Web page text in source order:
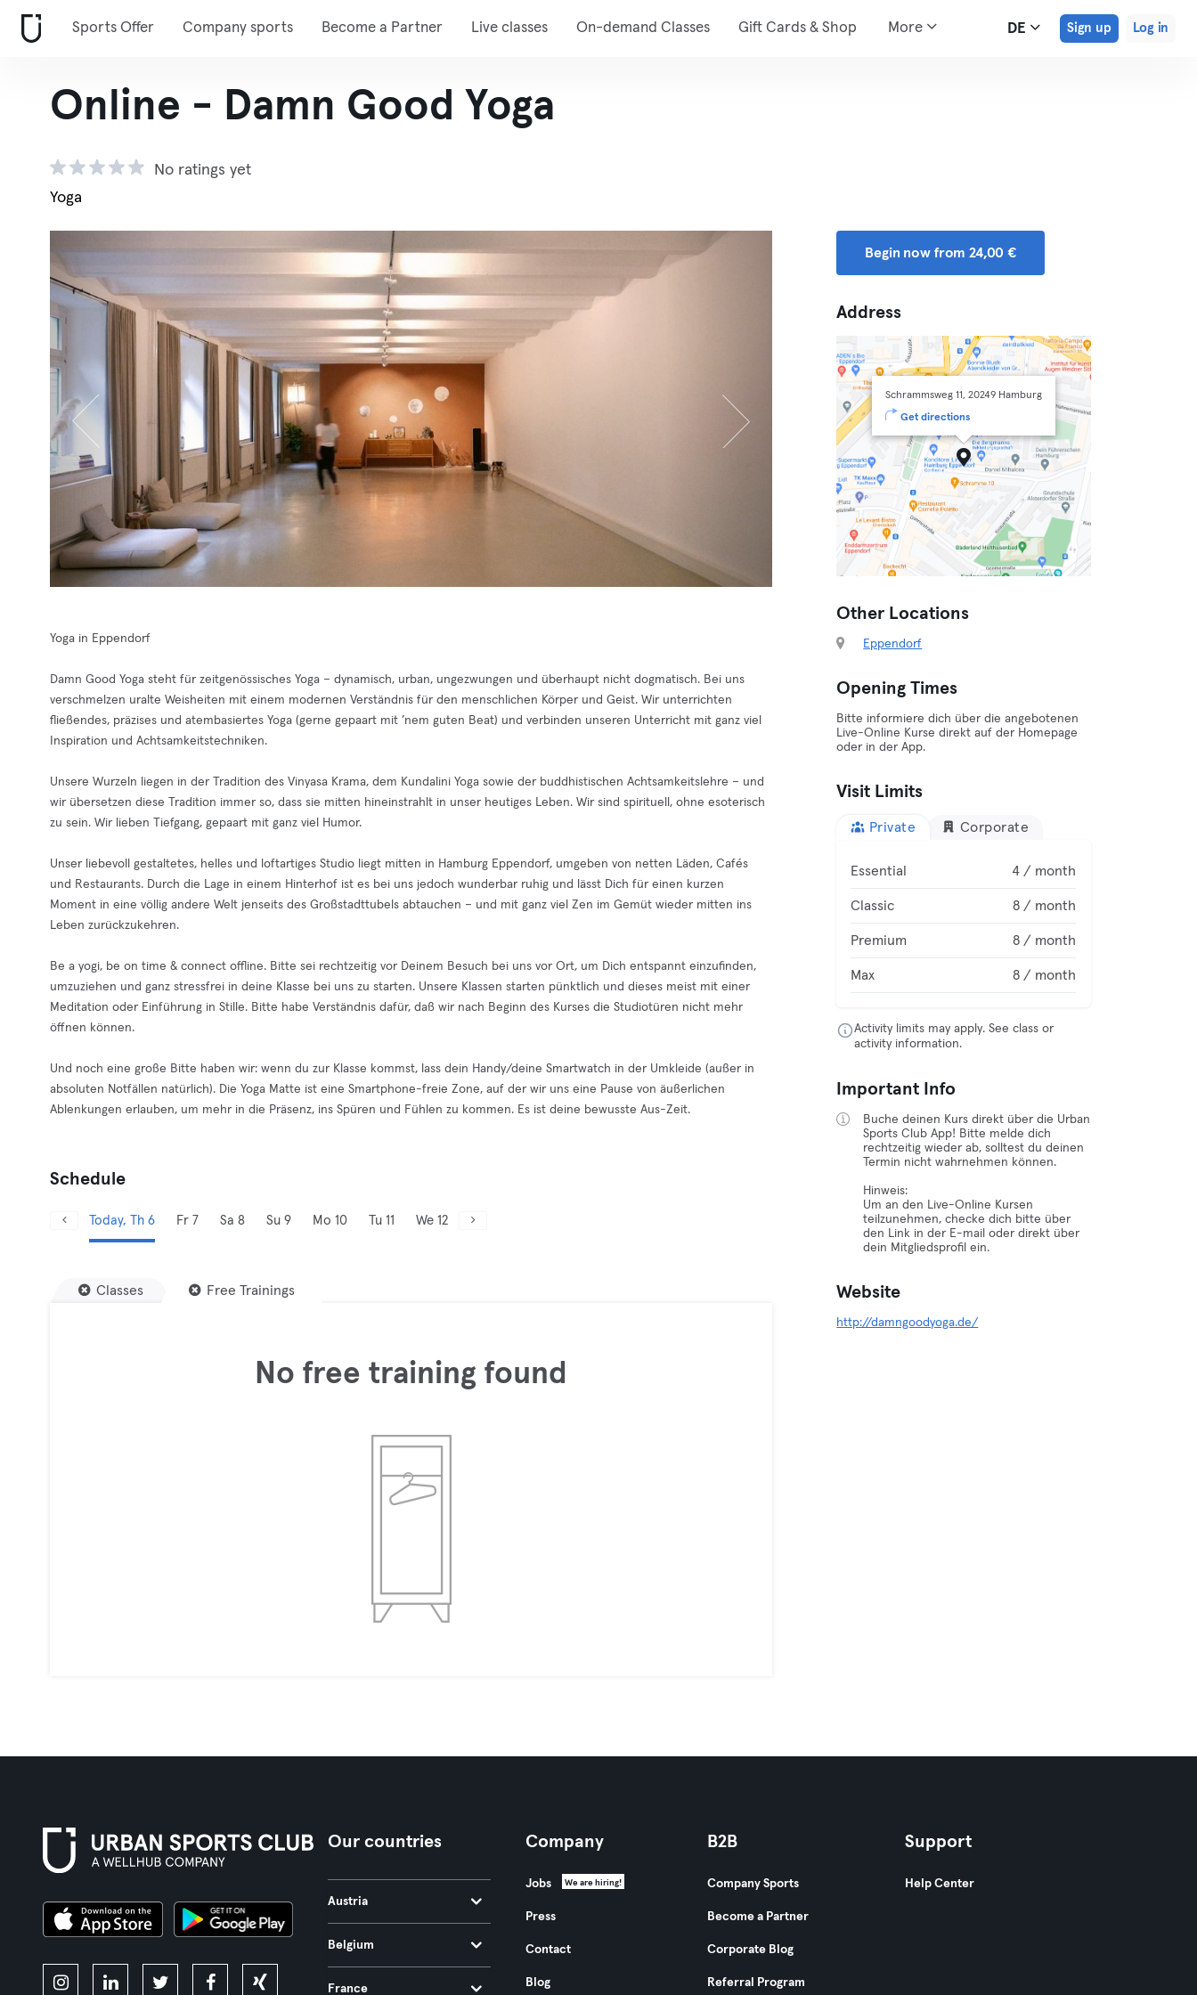
Sports Offer Company sports Become a Partner Live classes On-demand Classes Gift Cards & Shop More DE Sign up Log in
Online - Damn Good Yoga
No ratings yet
Yoga
Yoga in Eppendorf
Damn Good Yoga steht für zeitgenössisches Yoga – dynamisch, urban, ungezwungen und überhaupt nicht dogmatisch. Bei uns
verschmelzen uralte Weisheiten mit einem modernen Verständnis für den menschlichen Körper und Geist. Wir unterrichten
fließendes, präzises und atembasiertes Yoga (gerne gepaart mit ’nem guten Beat) und verbinden unseren Unterricht mit ganz viel
Inspiration und Achtsamkeitstechniken.
Unsere Wurzeln liegen in der Tradition des Vinyasa Krama, dem Kundalini Yoga sowie der buddhistischen Achtsamkeitslehre – und
wir übersetzen diese Tradition immer so, dass sie mitten hineinstrahlt in unser heutiges Leben. Wir sind spirituell, ohne esoterisch
zu sein. Wir lieben Tiefgang, gepaart mit ganz viel Humor.
Unser liebevoll gestaltetes, helles und loftartiges Studio liegt mitten in Hamburg Eppendorf, umgeben von netten Läden, Cafés
und Restaurants. Durch die Lage in einem Hinterhof ist es bei uns jedoch wunderbar ruhig und lässt Dich für einen kurzen
Moment in eine völlig andere Welt jenseits des Großstadttubels abtauchen – und mit ganz viel Zen im Gemüt wieder mitten ins
Leben zurückzukehren.
Be a yogi, be on time & connect offline. Bitte sei rechtzeitig vor Deinem Besuch bei uns vor Ort, um Dich entspannt einzufinden,
umzuziehen und ganz stressfrei in deine Klasse bei uns zu starten. Unsere Klassen starten pünktlich und dieses meist mit einer
Meditation oder Einführung in Stille. Bitte habe Verständnis dafür, daß wir nach Beginn des Kurses die Studiotüren nicht mehr
öffnen können.
Und noch eine große Bitte haben wir: wenn du zur Klasse kommst, lass dein Handy/deine Smartwatch in der Umkleide (außer in
absoluten Notfällen natürlich). Die Yoga Matte ist eine Smartphone-freie Zone, auf der wir uns eine Pause von äußerlichen
Ablenkungen erlauben, um mehr in die Präsenz, ins Spüren und Fühlen zu kommen. Es ist deine bewusste Aus-Zeit.
Schedule
Today, Th 6 Fr 7 Sa 8 Su 9 Mo 10 Tu 11 We 12
Classes Free Trainings
No free training found
Begin now from 24,00 €
Address
Schrammsweg 11, 20249 Hamburg
Get directions
Other Locations
Eppendorf
Opening Times
Bitte informiere dich über die angebotenen
Live-Online Kurse direkt auf der Homepage
oder in der App.
Visit Limits
Private Corporate
Essential 4 / month
Classic 8 / month
Premium 8 / month
Max 8 / month
Activity limits may apply. See class or
activity information.
Important Info
Buche deinen Kurs direkt über die Urban
Sports Club App! Bitte melde dich
rechtzeitig wieder ab, solltest du deinen
Termin nicht wahrnehmen können.
Hinweis:
Um an den Live-Online Kursen
teilzunehmen, checke dich bitte über
den Link in der E-mail oder direkt über
dein Mitgliedsprofil ein.
Website
http://damngoodyoga.de/
Our countries
Austria
Belgium
France
Company
Jobs We are hiring!
Press
Contact
Blog
B2B
Company Sports
Become a Partner
Corporate Blog
Referral Program
Support
Help Center